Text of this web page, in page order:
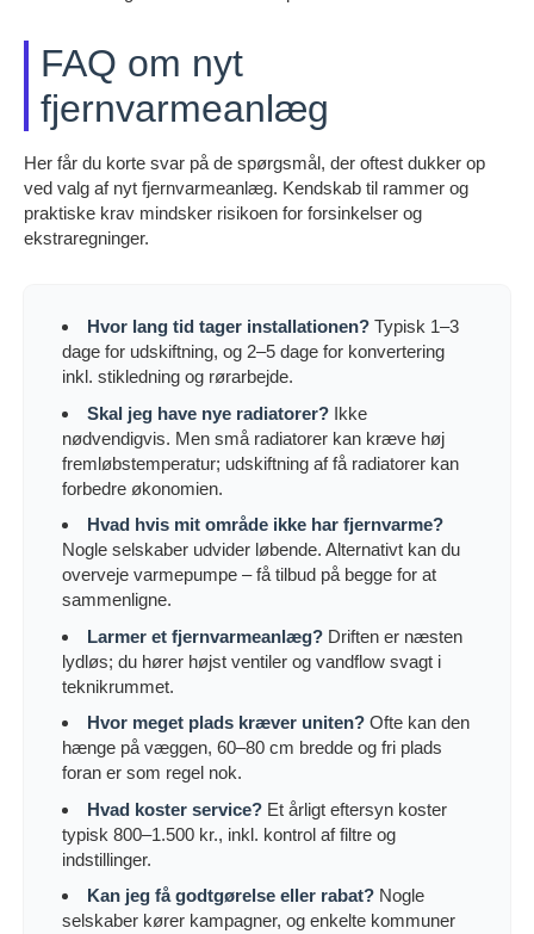
FAQ om nyt
fjernvarmeanlæg
Her får du korte svar på de spørgsmål, der oftest dukker op
ved valg af nyt fjernvarmeanlæg. Kendskab til rammer og
praktiske krav mindsker risikoen for forsinkelser og
ekstraregninger.
Hvor lang tid tager installationen? Typisk 1–3
dage for udskiftning, og 2–5 dage for konvertering
inkl. stikledning og rørarbejde.
Skal jeg have nye radiatorer? Ikke
nødvendigvis. Men små radiatorer kan kræve høj
fremløbstemperatur; udskiftning af få radiatorer kan
forbedre økonomien.
Hvad hvis mit område ikke har fjernvarme?
Nogle selskaber udvider løbende. Alternativt kan du
overveje varmepumpe – få tilbud på begge for at
sammenligne.
Larmer et fjernvarmeanlæg? Driften er næsten
lydløs; du hører højst ventiler og vandflow svagt i
teknikrummet.
Hvor meget plads kræver uniten? Ofte kan den
hænge på væggen, 60–80 cm bredde og fri plads
foran er som regel nok.
Hvad koster service? Et årligt eftersyn koster
typisk 800–1.500 kr., inkl. kontrol af filtre og
indstillinger.
Kan jeg få godtgørelse eller rabat? Nogle
selskaber kører kampagner, og enkelte kommuner